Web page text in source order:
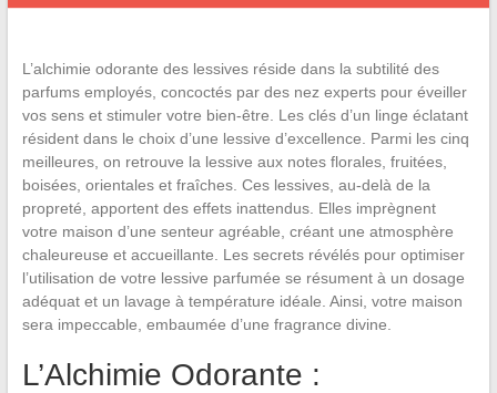
L’alchimie odorante des lessives réside dans la subtilité des
parfums employés, concoctés par des nez experts pour éveiller
vos sens et stimuler votre bien-être. Les clés d’un linge éclatant
résident dans le choix d’une lessive d’excellence. Parmi les cinq
meilleures, on retrouve la lessive aux notes florales, fruitées,
boisées, orientales et fraîches. Ces lessives, au-delà de la
propreté, apportent des effets inattendus. Elles imprègnent
votre maison d’une senteur agréable, créant une atmosphère
chaleureuse et accueillante. Les secrets révélés pour optimiser
l’utilisation de votre lessive parfumée se résument à un dosage
adéquat et un lavage à température idéale. Ainsi, votre maison
sera impeccable, embaumée d’une fragrance divine.
L’Alchimie Odorante :